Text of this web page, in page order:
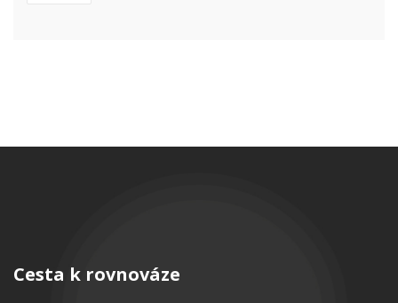
Cesta k rovnováze